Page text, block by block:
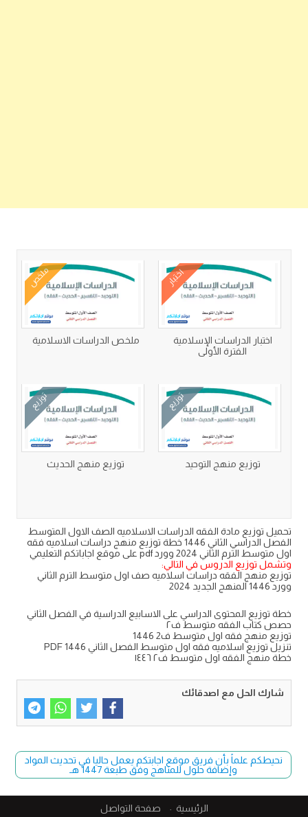
اختبار
اختبار الدراسات الإسلامية
الفترة الأولى
ملخص
ملخص الدراسات الاسلامية
توزيع
توزيع منهج التوحيد
توزيع
توزيع منهج الحديث
تحميل توزيع مادة الفقه الدراسات الاسلاميه الصف الاول المتوسط
الفصل الدراسي الثاني 1446 خطة توزيع منهج دراسات اسلاميه فقه
اول متوسط الترم الثاني 2024 وورد pdf على موقع اجاباتكم التعليمي
وتشمل توزيع الدروس في التالي:
توزيع منهج الفقه دراسات اسلاميه صف اول متوسط الترم الثاني
وورد 1446 المنهج الجديد 2024
خطة توزيع المحتوى الدراسي على الاسابيع الدراسية في الفصل الثاني
حصص كتاب الفقه متوسط ف٢
توزيع منهج فقه اول متوسط ف2 1446
تنزيل توزيع اسلاميه فقه اول متوسط الفصل الثاني PDF 1446
خطة منهج الفقه اول متوسط ف٢ ١٤٤٦
شارك الحل مع اصدقائك
نحيطكم علماً بأن فريق موقع اجابتكم يعمل حاليا في تحديث المواد
وإضافة حلول للمناهج وفق طبعة 1447 هـ
الرئيسية صفحة التواصل